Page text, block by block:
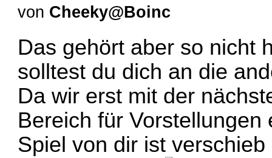
von Cheeky@Boinc
Das gehört aber so nicht
solltest du dich an die
Da wir erst mit der
Bereich für
Spiel von dir ist